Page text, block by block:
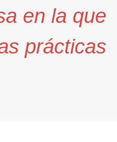
en la que
prácticas